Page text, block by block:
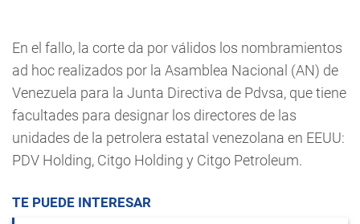
En el fallo, la corte da por válidos los nombramientos
ad hoc realizados por la Asamblea Nacional (AN) de
Venezuela para la Junta Directiva de Pdvsa, que tiene
facultades para designar los directores de las
unidades de la petrolera estatal venezolana en EEUU:
PDV Holding, Citgo Holding y Citgo Petroleum.
TE PUEDE INTERESAR